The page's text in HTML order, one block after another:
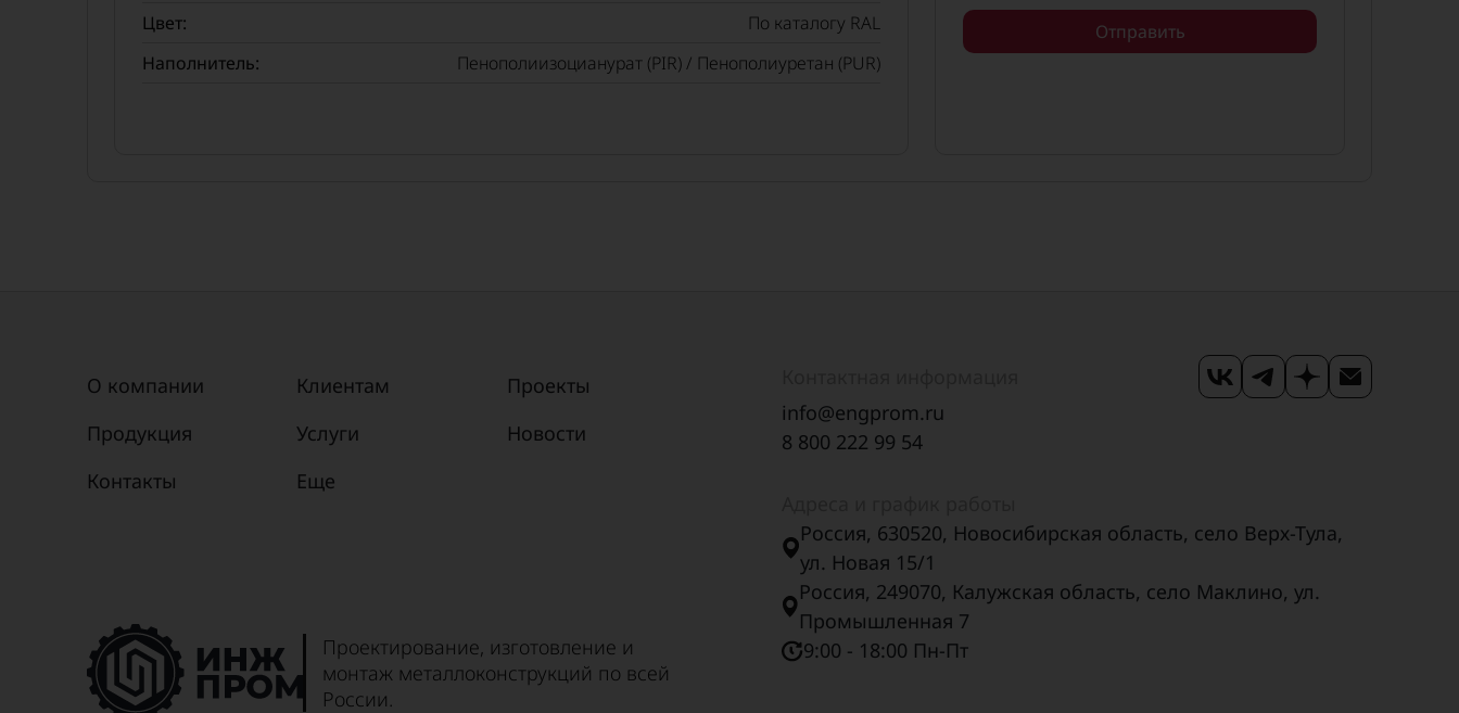
Цвет:
По каталогу RAL
Наполнитель:
Пенополиизоцианурат (PIR) / Пенополиуретан (PUR)
Отправить
О компании Клиентам
Проекты
Продукция
Услуги
Новости
Контакты
Еще
Проектирование, изготовление и
монтаж металлоконструкций по всей
России.
info@engprom.ru
8 800 222 99 54
Россия, 630520, Новосибирская область, село Верх-Тула,
ул. Новая 15/1
Россия, 249070, Калужская область, село Маклино, ул.
Промышленная 7
9:00 - 18:00 Пн-Пт